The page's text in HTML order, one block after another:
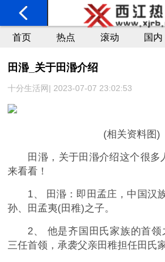
首页 热点 滚动 国内
田湣_关于田湣介绍
十分生活网| 2023-07-07 23:02:53
(相关资料图)
田湣，关于田湣介绍这个很多
来看看！
1、 田湣：即田孟庄，中国汉
孙、田孟夷(田稚)之子。
2、 他是齐国田氏家族的首
三任首领，承袭父亲田稚担任田氏